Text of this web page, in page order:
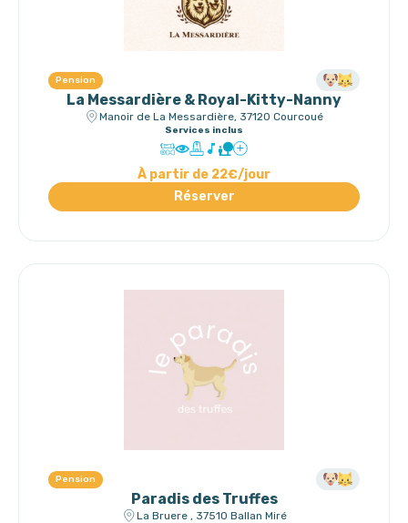
Pension
La Messardière & Royal-Kitty-Nanny
Manoir de La Messardière, 37120 Courcoué
Services inclus
À partir de 22€/jour
Réserver
Pension
Paradis des Truffes
La Bruere , 37510 Ballan Miré